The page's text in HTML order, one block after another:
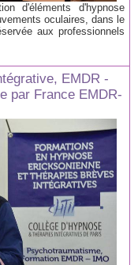
d'éléments d'hypnose
oculaires, dans le
aux professionnels
EMDR -
par France EMDR-